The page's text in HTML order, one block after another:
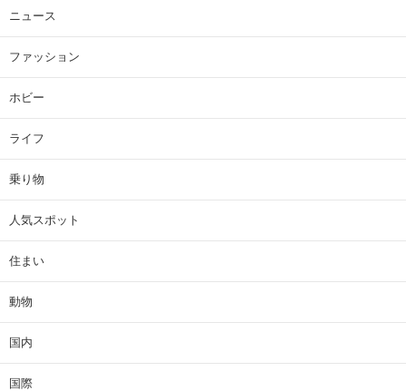
ニュース
ファッション
ホビー
ライフ
乗り物
人気スポット
住まい
動物
国内
国際